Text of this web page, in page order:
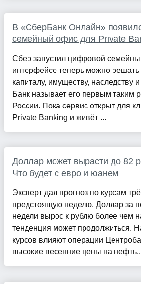
В «СберБанк Онлайн»
семейный офис для Private
Сбер запустил цифровой
интерфейсе теперь можно
капиталу, имуществу, наследству
Банк называет его первым таким
России. Пока сервис открыт для
Private Banking и живёт ...
Доллар может вырасти до 82
Что будет с евро и юанем
Эксперт дал прогноз по курсам
предстоящую неделю. Доллар за
недели вырос к рублю более чем
тенденция может продолжиться.
курсов влияют операции
высокие весенние цены на